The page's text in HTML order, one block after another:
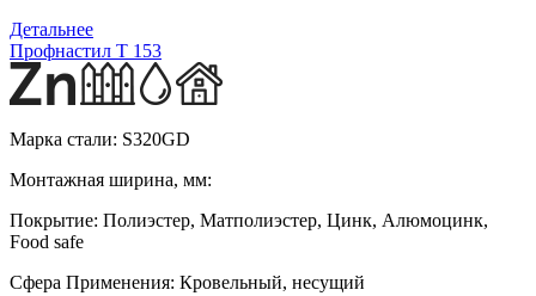
Детальнее
Профнастил T 153
Марка стали: S320GD
Монтажная ширина, мм:
Покрытие: Полиэстер, Матполиэстер, Цинк, Алюмоцинк,
Food safe
Сфера Применения: Кровельный, несущий